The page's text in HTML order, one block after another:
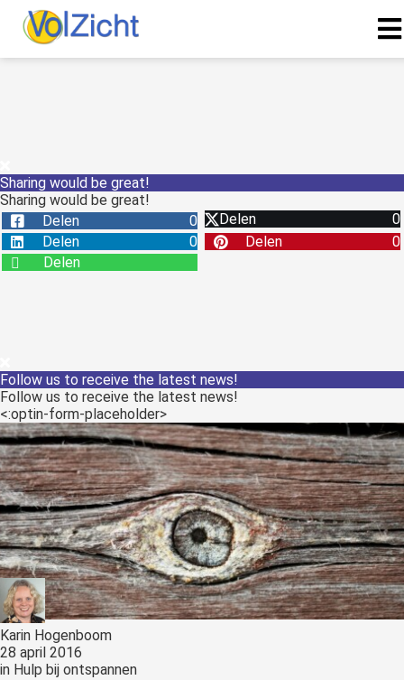
Sharing would be great!
Sharing would be great!
Delen
0 Delen
0
Delen
0 Delen
0
Delen
Follow us to receive the latest news!
Follow us to receive the latest news!
<:optin-form-placeholder>
Karin Hogenboom
28 april 2016
in Hulp bij ontspannen